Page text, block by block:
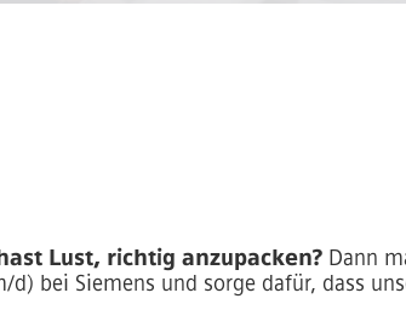
Lust, richtig anzupacken? Dann
bei Siemens und sorge dafür, dass